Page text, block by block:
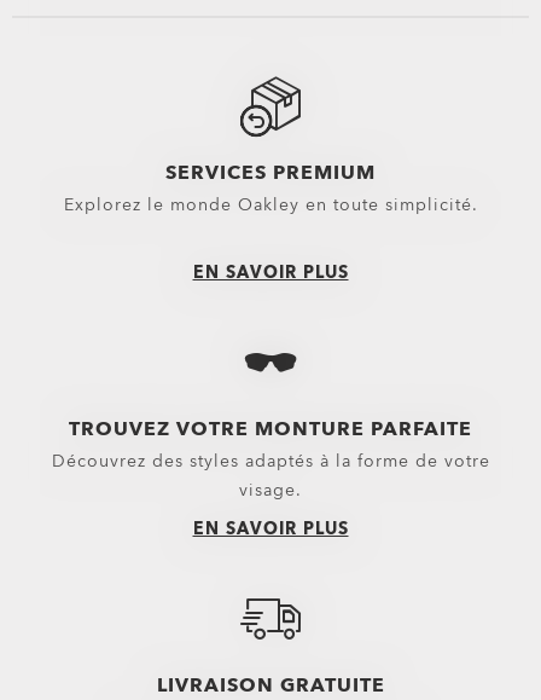
les Étuis & Pochettes Oakley
les Kits de Nettoyage pour Lunettes Oakley
Lentilles de rechange
Verres pour masques
Oakley Non-
SERVICES PREMIUM
Explorez le monde Oakley en toute simplicité.
EN SAVOIR PLUS
TROUVEZ VOTRE MONTURE PARFAITE
Découvrez des styles adaptés à la forme de votre
visage.
EN SAVOIR PLUS
LIVRAISON GRATUITE